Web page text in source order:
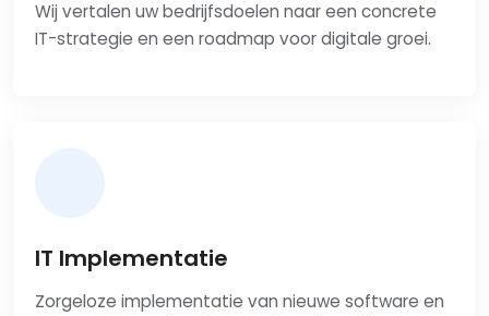
Wij vertalen uw bedrijfsdoelen naar een concrete
IT-strategie en een roadmap voor digitale groei.
IT Implementatie
Zorgeloze implementatie van nieuwe software en